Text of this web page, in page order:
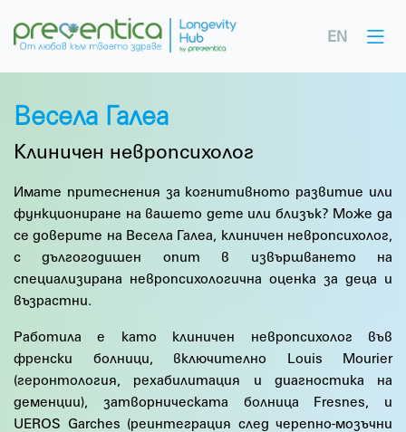
EN
Весела Галеа
Клиничен невропсихолог
Имате притеснения за когнитивното развитие или
функциониране на вашето дете или близък? Може да
се доверите на Весела Галеа, клиничен невропсихолог,
с дългогодишен опит в извършването на
специализирана невропсихологична оценка за деца и
възрастни.
Работила е като клиничен невропсихолог във
френски болници, включително Louis Mourier
(геронтология, рехабилитация и диагностика на
деменции), затворническата болница Fresnes, и
UEROS Garches (реинтеграция след черепно-мозъчни